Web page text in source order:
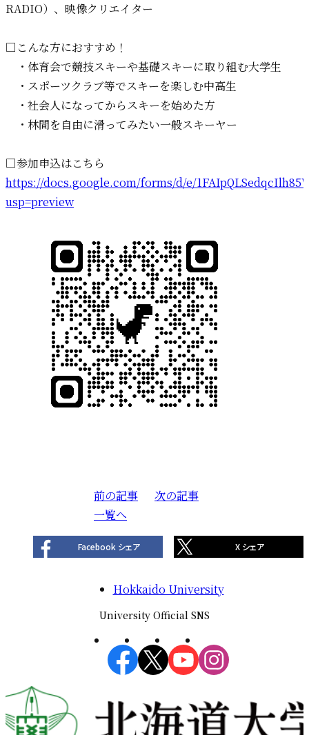
RADIO）、映像クリエイター
□こんな方におすすめ！
・体育会で競技スキーや基礎スキーに取り組む大学生
・スポーツクラブ等でスキーを楽しむ中高生
・社会人になってからスキーを始めた方
・林間を自由に滑ってみたい一般スキーヤー
□参加申込はこちら
https://docs.google.com/forms/d/e/
usp=preview
投
ナ
ー
シ
ン
前の記事
一覧へ
次の記事
Facebook シェア X シェア
Hokkaido University
University Official SNS